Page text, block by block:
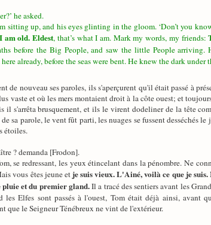
he asked.
sitting up, and his eyes glinting in the gloom. ‘Don’t you
I am old. Eldest, that’s what I am. Mark my words, my friends:
before the Big People, and saw the little People
already, before the seas were bent. He knew the dark
de nouveau ses paroles, ils s'aperçurent qu'il était passé à
vaste et où les mers montaient droit à la côte ouest; et
il s'arrêta brusquement, et ils le virent dodeliner de la tête
sa parole, le vent fût parti, les nuages se fussent desséchés
étoiles.
? demanda [Frodon].
se redressant, les yeux étincelant dans la pénombre. Ne
vous êtes jeune et je suis vieux. L'Ainé, voilà ce que je suis.
et du premier gland.Il a tracé des sentiers avant les
les Elfes sont passés à l'ouest, Tom était déjà ainsi, avant
que le Seigneur Ténébreux ne vint de l'extérieur.